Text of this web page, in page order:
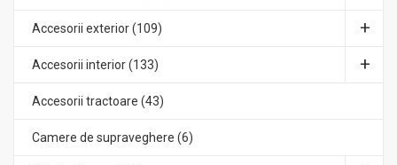
Accesorii exterior (109)
Accesorii interior (133)
Accesorii tractoare (43)
Camere de supraveghere (6)